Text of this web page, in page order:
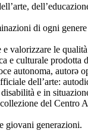
di ogni
e valorizzare le
e culturale prodotta
autonoma, autorə
dell’arte:
e in
del Centro
giovani generazioni.